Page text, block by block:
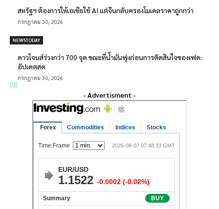
สหรัฐฯ ต้องการให้เอเชียใช้ AI แต่จีนกลับครองโมเดลราคาถูกกว่า
กรกฎาคม 30, 2026
NEWSTODAY
ดาวโจนส์ร่วงกว่า 700 จุด ขณะที่น้ำมันพุ่งก่อนการตัดสินใจของเฟด:
อัปเดตสด
กรกฎาคม 30, 2026
- Advertisment -